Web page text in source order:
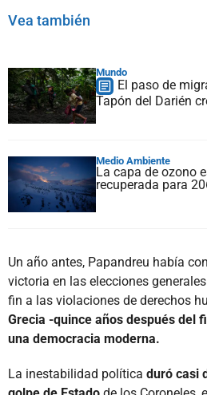
Vea también
Mundo
El paso de
Tapón del Darién
Medio Ambiente
La capa de ozono
recuperada para
Un año antes, Papandreu había
victoria en las elecciones
fin a las violaciones de derechos
Grecia -quince años después del
una democracia moderna.
La inestabilidad política duró casi